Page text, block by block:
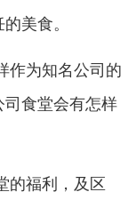
美食。
为知名公司的
食堂会有怎样
福利，及区